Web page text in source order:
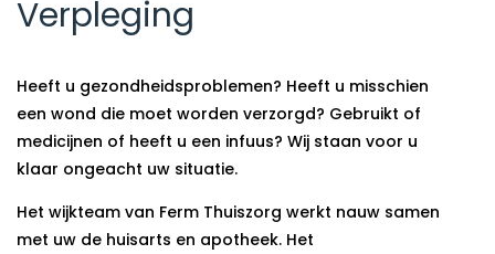
Verpleging
Heeft u gezondheidsproblemen? Heeft u misschien
een wond die moet worden verzorgd? Gebruikt of
medicijnen of heeft u een infuus? Wij staan voor u
klaar ongeacht uw situatie.
Het wijkteam van Ferm Thuiszorg werkt nauw samen
met uw de huisarts en apotheek. Het